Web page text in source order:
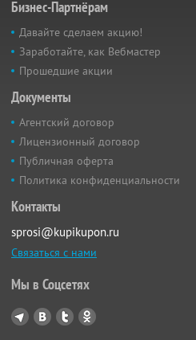
Бизнес-Партнёрам
Давайте сделаем акцию!
Заработайте, как Вебмастер
Прошедшие акции
Документы
Агентский договор
Лицензионный договор
Публичная оферта
Политика конфиденциальности
Контакты
sprosi@kupikupon.ru
Связаться с нами
Мы в Соцсетях